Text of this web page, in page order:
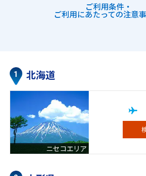
ご利用条件・
ご利用にあたっての注意
北海道
ニセコエリア